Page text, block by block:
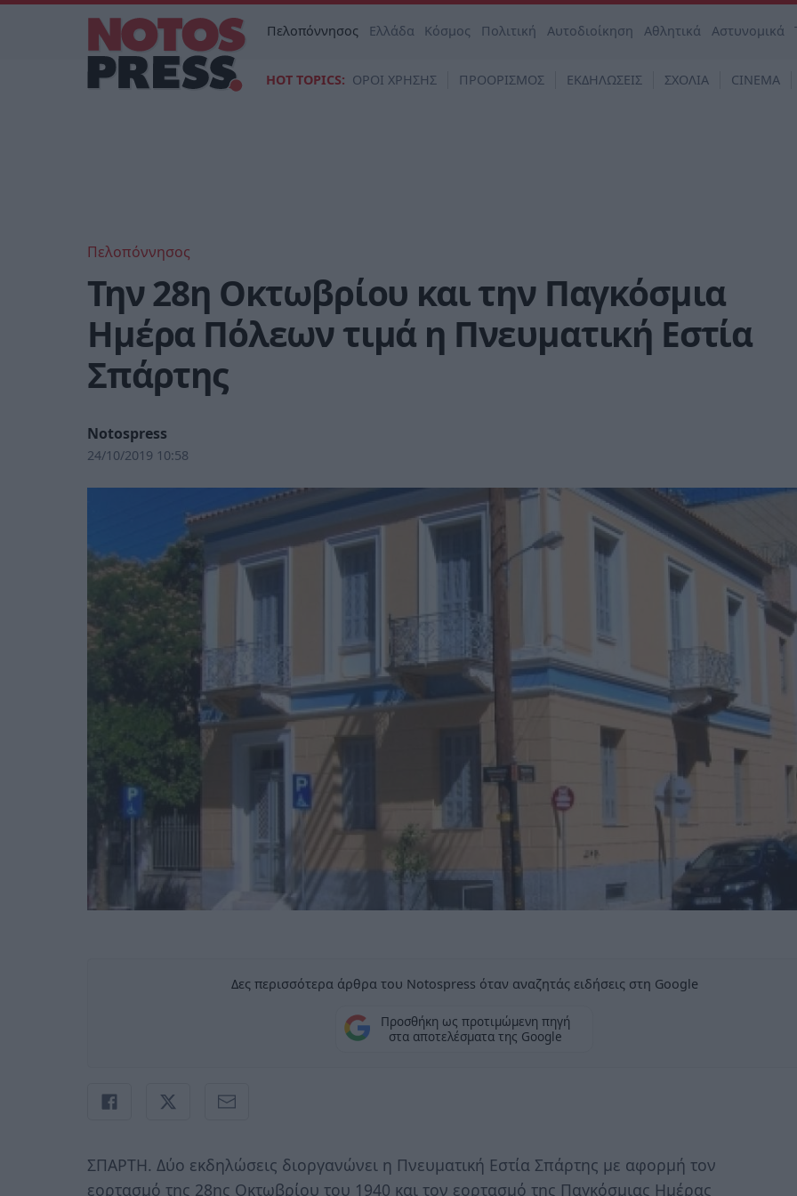
Πελοπόννησος Ελλάδα Κόσμος Πολιτική Αυτοδιοίκηση Αθλητικά Αστυνομικά
HOT TOPICS: ΟΡΟΙ ΧΡΗΣΗΣ ΠΡΟΟΡΙΣΜΟΣ ΕΚΔΗΛΩΣΕΙΣ ΣΧΟΛΙΑ CINEMA
Πελοπόννησος
Την 28η Οκτωβρίου και την Παγκόσμια
Ημέρα Πόλεων τιμά η Πνευματική Εστία
Σπάρτης
Notospress
24/10/2019 10:58
Δες περισσότερα άρθρα του Notospress όταν αναζητάς ειδήσεις στη Google
Προσθήκη ως προτιμώμενη πηγή
στα αποτελέσματα της Google
ΣΠΑΡΤΗ. Δύο εκδηλώσεις διοργανώνει η Πνευματική Εστία Σπάρτης με αφορμή τον
εορτασμό της 28ης Οκτωβρίου του 1940 και τον εορτασμό της Παγκόσμιας Ημέρας